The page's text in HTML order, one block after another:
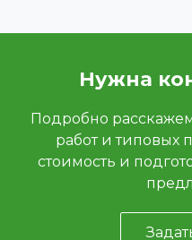
Нужна
Подробно
работ и типовых
стоимость и